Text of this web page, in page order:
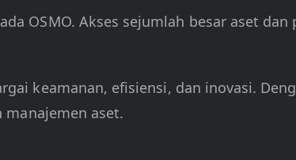
OSMO. Akses sejumlah besar aset
keamanan, efisiensi, dan inovasi.
manajemen aset.